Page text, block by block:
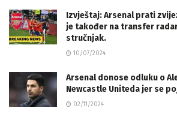
Izvještaj: Arsenal prati
je također na transfer
stručnjak.
10/07/2024
Arsenal donose odluku o
Newcastle Uniteda jer se
02/11/2024